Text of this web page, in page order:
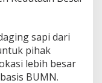
sapi dari
pihak
lebih besar
BUMN.